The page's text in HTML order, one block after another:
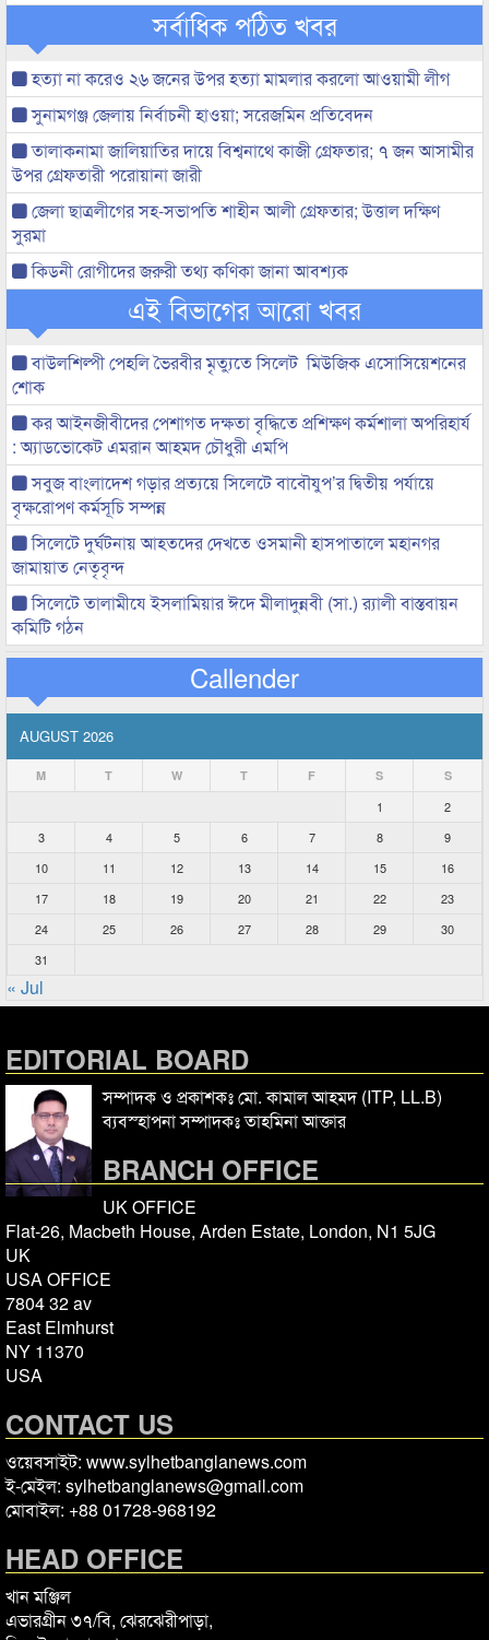
সর্বাধিক পঠিত খবর
হত্যা না করেও ২৬ জনের উপর হত্যা মামলার করলো আওয়ামী লীগ
সুনামগঞ্জ জেলায় নির্বাচনী হাওয়া; সরেজমিন প্রতিবেদন
তালাকনামা জালিয়াতির দায়ে বিশ্বনাথে কাজী গ্রেফতার; ৭ জন আসামীর
উপর গ্রেফতারী পরোয়ানা জারী
জেলা ছাত্রলীগের সহ-সভাপতি শাহীন আলী গ্রেফতার; উত্তাল দক্ষিণ
সুরমা
কিডনী রোগীদের জরুরী তথ্য কণিকা জানা আবশ্যক
এই বিভাগের আরো খবর
বাউলশিল্পী পেহলি ভৈরবীর মৃত্যুতে সিলেট মিউজিক এসোসিয়েশনের
শোক
কর আইনজীবীদের পেশাগত দক্ষতা বৃদ্ধিতে প্রশিক্ষণ কর্মশালা অপরিহার্য
: অ্যাডভোকেট এমরান আহমদ চৌধুরী এমপি
সবুজ বাংলাদেশ গড়ার প্রত্যয়ে সিলেটে বাবৌযুপ’র দ্বিতীয় পর্যায়ে
বৃক্ষরোপণ কর্মসূচি সম্পন্ন
সিলেটে দুর্ঘটনায় আহতদের দেখতে ওসমানী হাসপাতালে মহানগর
জামায়াত নেতৃবৃন্দ
সিলেটে তালামীযে ইসলামিয়ার ঈদে মীলাদুন্নবী (সা.) র‌্যালী বাস্তবায়ন
কমিটি গঠন
Callender
AUGUST 2026
M T W T F S S
1
2
3
4 5 6 7 8
9
10
11 12 13 14 15
16
17
18 19 20 21 22
23
24
25 26 27 28 29
30
31
« Jul
EDITORIAL BOARD
সম্পাদক ও প্রকাশকঃ মো. কামাল আহমদ (ITP, LL.B)
ব্যবস্হাপনা সম্পাদকঃ তাহমিনা আক্তার
BRANCH OFFICE
UK OFFICE
Flat-26, Macbeth House, Arden Estate, London, N1 5JG
UK
USA OFFICE
7804 32 av
East Elmhurst
NY 11370
USA
CONTACT US
ওয়েবসাইট: www.sylhetbanglanews.com
ই-মেইল: sylhetbanglanews@gmail.com
মোবাইল: +88 01728-968192
HEAD OFFICE
খান মঞ্জিল
এভারগ্রীন ৩৭/বি, ঝেরঝেরীপাড়া,